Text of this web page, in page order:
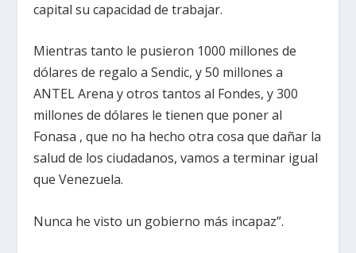
capital su capacidad de trabajar.
Mientras tanto le pusieron 1000 millones de
dólares de regalo a Sendic, y 50 millones a
ANTEL Arena y otros tantos al Fondes, y 300
millones de dólares le tienen que poner al
Fonasa , que no ha hecho otra cosa que dañar la
salud de los ciudadanos, vamos a terminar igual
que Venezuela.
Nunca he visto un gobierno más incapaz”.